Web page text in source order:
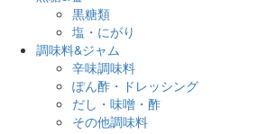
黒糖類
塩・にがり
調味料&ジャム
辛味調味料
ぽん酢・ドレッシング
だし・味噌・酢
その他調味料